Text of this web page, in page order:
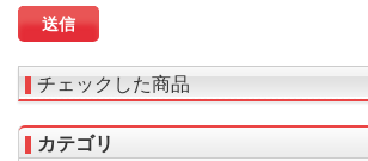
チェックした商品
カテゴリ